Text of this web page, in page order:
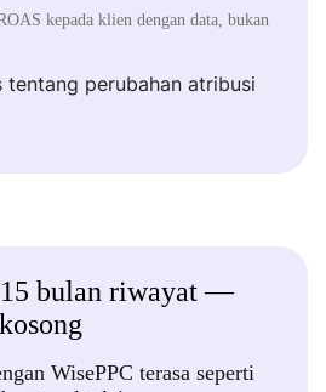
kepada klien dengan data, bukan
tentang perubahan atribusi
bulan riwayat —
WisePPC terasa seperti